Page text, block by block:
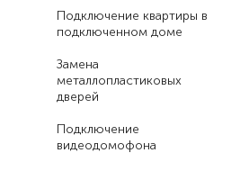
Подключение квартиры в
подключенном доме
Замена
металлопластиковых
дверей
Подключение
видеодомофона